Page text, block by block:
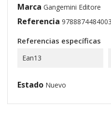
Marca Gangemini Editore
Referencia 9788874484003
Referencias específicas
Ean13
Estado Nuevo